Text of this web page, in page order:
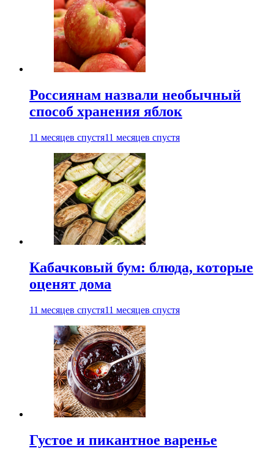
Россиянам назвали необычный
способ хранения яблок
11 месяцев спустя11 месяцев спустя
Кабачковый бум: блюда, которые
оценят дома
11 месяцев спустя11 месяцев спустя
Густое и пикантное варенье